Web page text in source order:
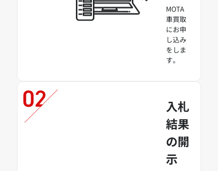
MOTA
車買取
にお申
し込み
をしま
す。
入札
結果
の開
示